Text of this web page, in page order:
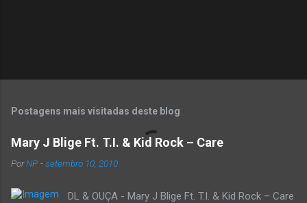
Postagens mais visitadas deste blog
Mary J Blige Ft. T.I. & Kid Rock – Care
PorNP -setembro 10, 2010
DL & OUÇA - Mary J Blige Ft. T.I. & Kid Rock – Care